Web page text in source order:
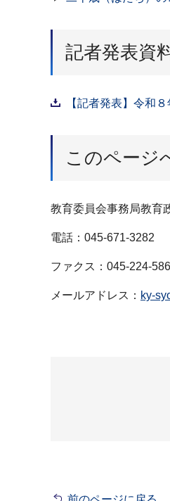
記者発表資
【記者発表】令和
このページ
教育委員会事務局教育
電話：045-671-3282
ファクス：045-224-
メールアドレス： ky-